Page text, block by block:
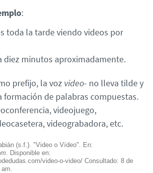
:
toda la tarde viendo videos por
diez minutos aproximadamente.
prefijo, la voz video- no lleva tilde y
formación de palabras compuestas.
videojuego,
videograbadora, etc.
(s.f.). "Video o Vídeo". En:
. Disponible en:
video-o-video/ Consultado: 8 de